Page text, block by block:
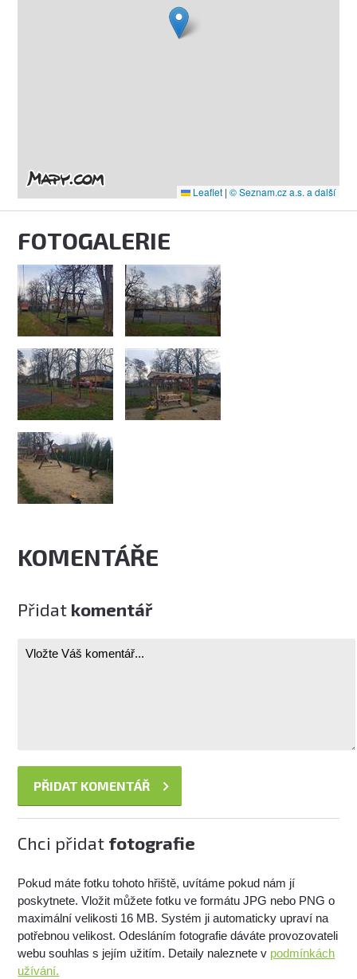
Leaflet | © Seznam.cz a.s. a další
FOTOGALERIE
KOMENTÁŘE
Přidat komentář
Chci přidat fotografie
Pokud máte fotku tohoto hřiště, uvítáme pokud nám jí
poskytnete. Vložit můžete fotku ve formátu JPG nebo PNG o
maximální velikosti 16 MB. Systém ji automaticky upraví na
potřebnou velikost. Odesláním fotografie dáváte provozovateli
webu souhlas s jejím užitím. Detaily naleznete v podmínkách
užívání.